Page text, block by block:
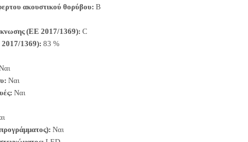
ακουστικού θορύβου: B
(ΕΕ 2017/1369): C
1369): 83 %
Ναι
Ναι
Ναι